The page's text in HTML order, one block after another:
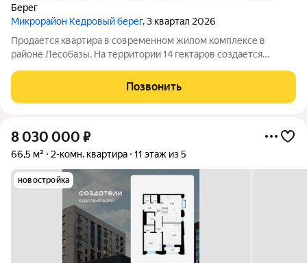
Берег
Микрорайон Кедровый берег, 3 квартал 2026
Продается квартира в современном жилом комплексе в
районе Лесобазы. На территории 14 гектаров создается
класса высотой от 5 до 25 этажей, собственным детским садом
и благоустроенной набережной.
Позвонить
8 030 000 ₽
66,5 м² 2-комн. квартира 11 этаж из 5
новостройка